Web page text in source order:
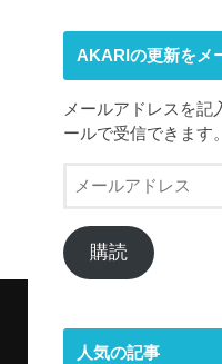
AKARIの更新をメ
メールアドレスを記
ールで受信できます。
ー
ア
ド
購読
人気の記事